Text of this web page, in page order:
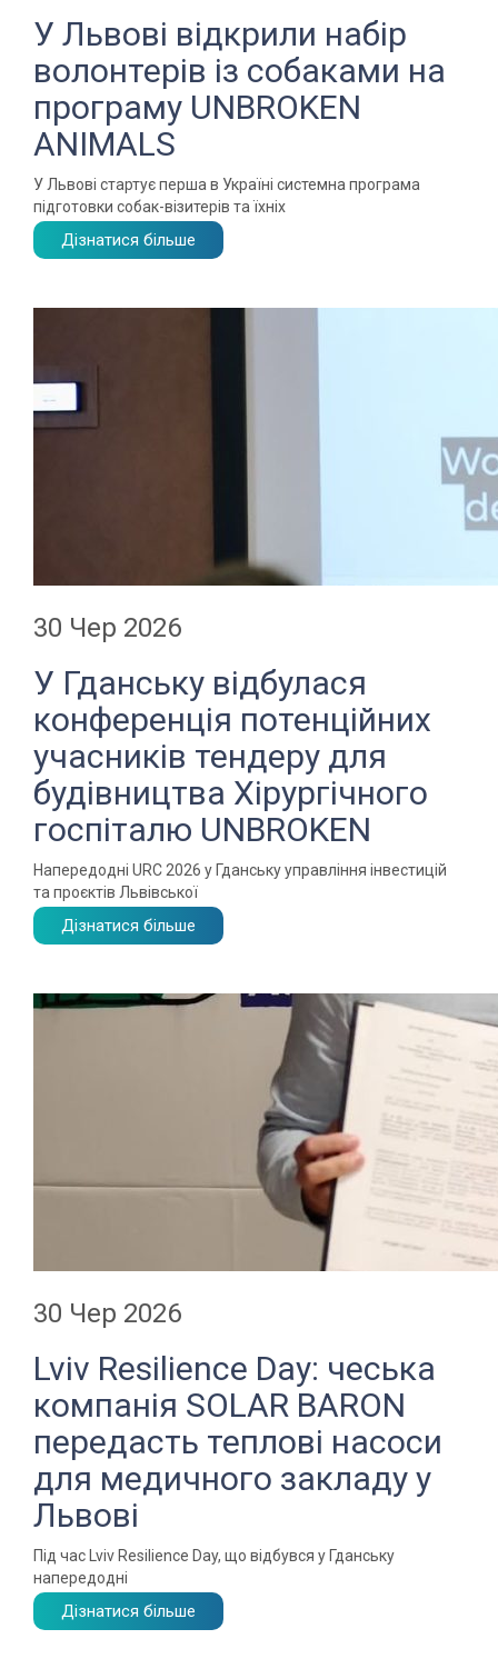
У Львові відкрили набір
волонтерів із собаками на
програму UNBROKEN
ANIMALS
У Львові стартує перша в Україні системна програма
підготовки собак-візитерів та їхніх
Дізнатися більше
30 Чер 2026
У Гданську відбулася
конференція потенційних
учасників тендеру для
будівництва Хірургічного
госпіталю UNBROKEN
Напередодні URC 2026 у Гданську управління інвестицій
та проєктів Львівської
Дізнатися більше
30 Чер 2026
Lviv Resilience Day: чеська
компанія SOLAR BARON
передасть теплові насоси
для медичного закладу у
Львові
Під час Lviv Resilience Day, що відбувся у Гданську
напередодні
Дізнатися більше